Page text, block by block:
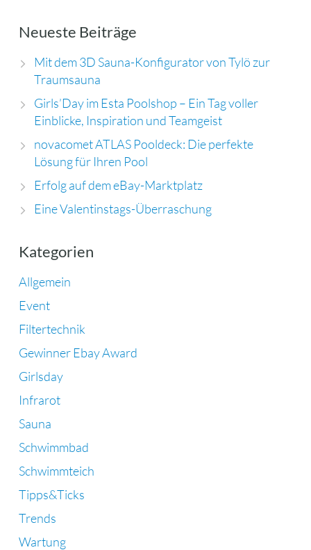
Neueste Beiträge
Mit dem 3D Sauna-Konfigurator von Tylö zur
Traumsauna
Girls’Day im Esta Poolshop – Ein Tag voller
Einblicke, Inspiration und Teamgeist
novacomet ATLAS Pooldeck: Die perfekte
Lösung für Ihren Pool
Erfolg auf dem eBay-Marktplatz
Eine Valentinstags-Überraschung
Kategorien
Allgemein
Event
Filtertechnik
Gewinner Ebay Award
Girlsday
Infrarot
Sauna
Schwimmbad
Schwimmteich
Tipps&Ticks
Trends
Wartung